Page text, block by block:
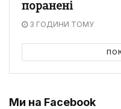
поранені
3 ГОДИНИ ТОМУ
Ми на Facebook